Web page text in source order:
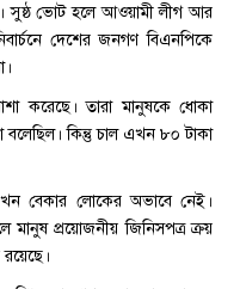
সুষ্ঠ ভোট হলে আওয়ামী লীগ আর
দেশের জনগণ বিএনপিকে
করেছে। তারা মানুষকে ধোকা
বলেছিল। কিন্তু চাল এখন ৮০ টাকা
বেকার লোকের অভাবে নেই।
মানুষ প্রয়োজনীয় জিনিসপত্র ক্রয়